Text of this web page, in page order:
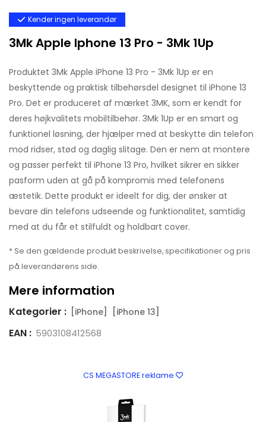
Kender ingen leverandør
3Mk Apple Iphone 13 Pro - 3Mk 1Up
Produktet 3Mk Apple iPhone 13 Pro - 3Mk 1Up er en
beskyttende og praktisk tilbehørsdel designet til iPhone 13
Pro. Det er produceret af mærket 3MK, som er kendt for
deres højkvalitets mobiltilbehør. 3Mk 1Up er en smart og
funktionel løsning, der hjælper med at beskytte din telefon
mod ridser, stød og daglig slitage. Den er nem at montere
og passer perfekt til iPhone 13 Pro, hvilket sikrer en sikker
pasform uden at gå på kompromis med telefonens
æstetik. Dette produkt er ideelt for dig, der ønsker at
bevare din telefons udseende og funktionalitet, samtidig
med at du får et stilfuldt og holdbart cover.
* Se den gældende produkt beskrivelse, specifikationer og pris
på leverandørens side.
Mere information
Kategorier : [iPhone] [iPhone 13]
EAN : 5903108412568
CS MEGASTORE reklame